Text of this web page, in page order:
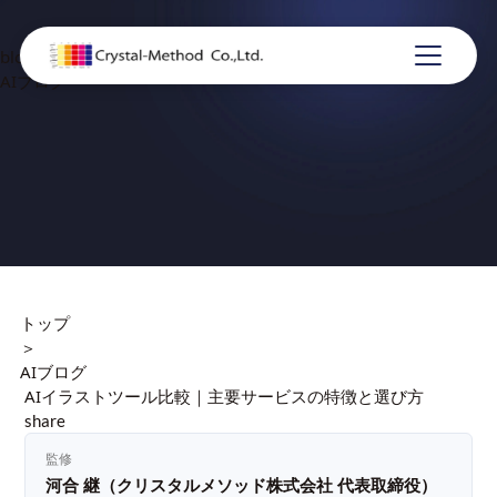
blog
AIブログ
トップ
＞
AIブログ
AIイラストツール比較｜主要サービスの特徴と選び方
share
監修
河合 継（クリスタルメソッド株式会社 代表取締役）